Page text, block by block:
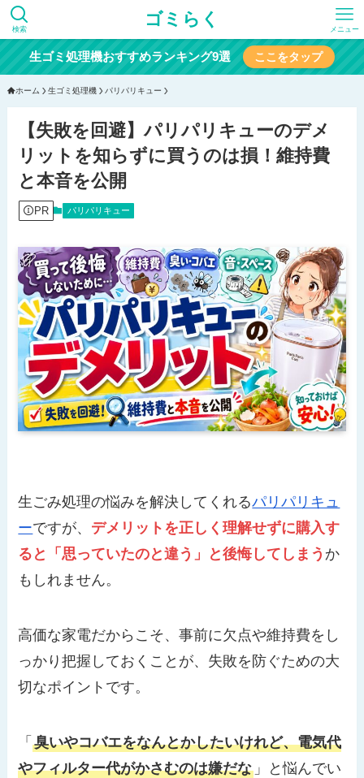
ゴミらく
検索 メニュー
生ゴミ処理機おすすめランキング9選 ここをタップ
ホーム 生ゴミ処理機 パリパリキュー
【失敗を回避】パリパリキューのデメ
リットを知らずに買うのは損！維持費
と本音を公開
PR パリパリキュー
生ごみ処理の悩みを解決してくれるパリパリキュ
ーですが、 デメリットを正しく理解せずに購入す
ると「思っていたのと違う」と後悔してしまう か
もしれません。
高価な家電だからこそ、事前に欠点や維持費をし
っかり把握しておくことが、失敗を防ぐための大
切なポイントです。
「臭いやコバエをなんとかしたいけれど、電気代
やフィルター代がかさむのは嫌だな 」と悩んでい